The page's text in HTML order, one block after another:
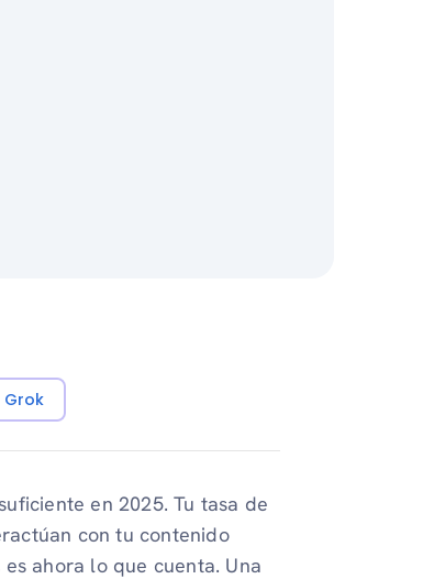
Grok
en 2025. Tu tasa de
con tu contenido
ahora lo que cuenta. Una